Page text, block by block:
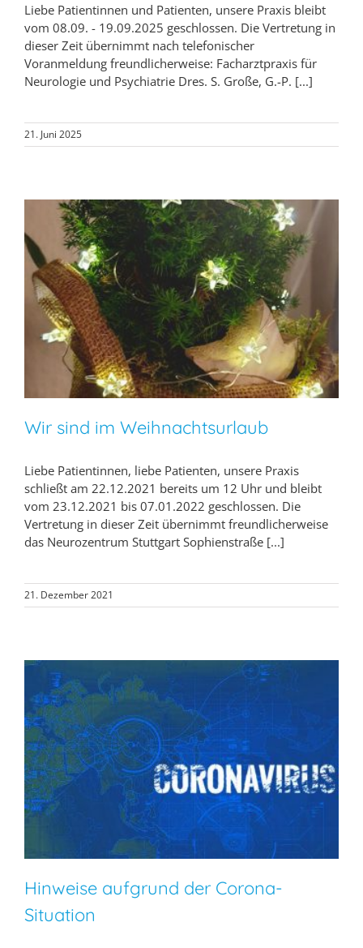
Liebe Patientinnen und Patienten, unsere Praxis bleibt
vom 08.09. - 19.09.2025 geschlossen. Die Vertretung in
dieser Zeit übernimmt nach telefonischer
Voranmeldung freundlicherweise: Facharztpraxis für
Neurologie und Psychiatrie Dres. S. Große, G.-P. [...]
21. Juni 2025
Wir sind im Weihnachtsurlaub
Liebe Patientinnen, liebe Patienten, unsere Praxis
schließt am 22.12.2021 bereits um 12 Uhr und bleibt
vom 23.12.2021 bis 07.01.2022 geschlossen. Die
Vertretung in dieser Zeit übernimmt freundlicherweise
das Neurozentrum Stuttgart Sophienstraße [...]
21. Dezember 2021
Hinweise aufgrund der Corona-
Situation